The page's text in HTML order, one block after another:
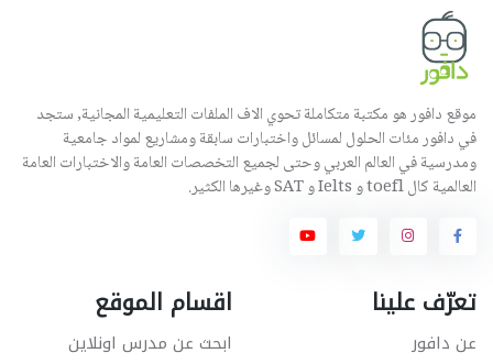
موقع دافور هو مكتبة متكاملة تحوي الاف الملفات التعليمية المجانية, ستجد
في دافور مئات الحلول لمسائل واختبارات سابقة ومشاريع لمواد جامعية
ومدرسية في العالم العربي وحتى لجميع التخصصات العامة والاختبارات العامة
العالمية كال toefl و Ielts و SAT وغيرها الكثير.
تعرّف علينا
عن دافور
اقسام الموقع
ابحث عن مدرس اونلاين